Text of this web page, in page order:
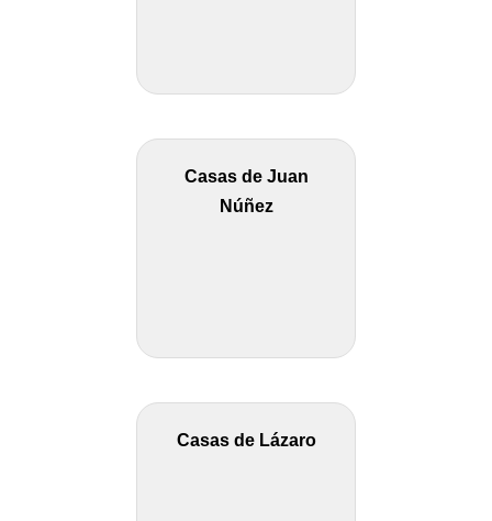
Casas de Juan
Núñez
Casas de Lázaro